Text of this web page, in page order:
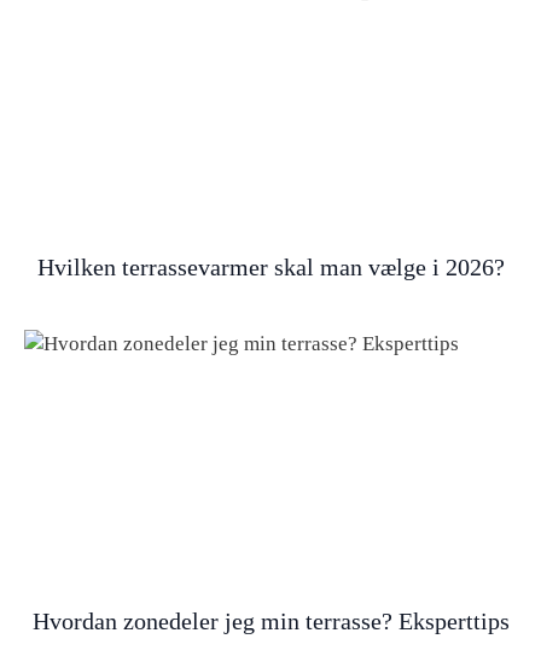
Hvilken terrassevarmer skal man vælge i 2026?
Hvordan zonedeler jeg min terrasse? Eksperttips